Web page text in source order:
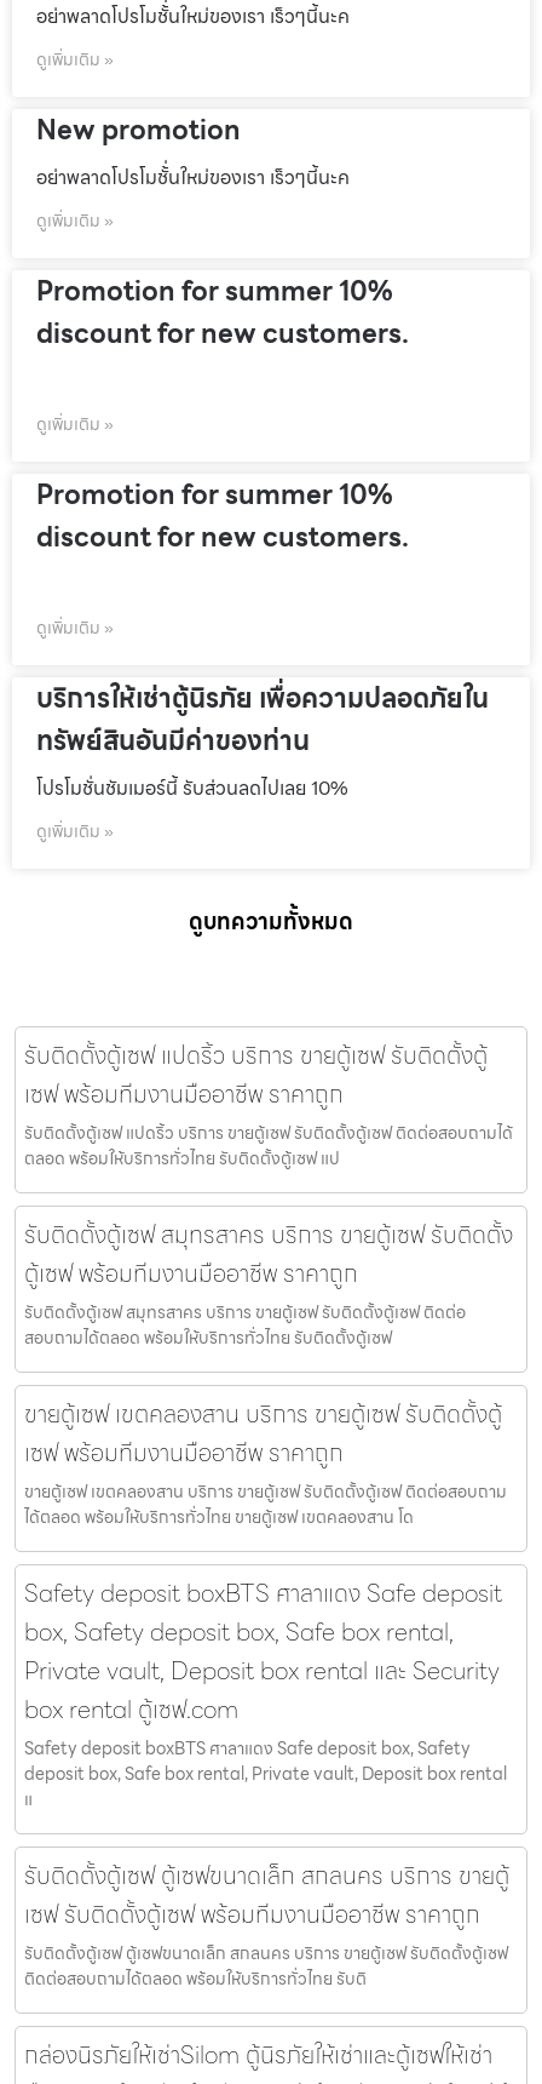
อย่าพลาดโปรโมชั้่นใหม่ของเรา เร็วๆนี้นะค
ดูเพิ่มเติม »
New promotion
อย่าพลาดโปรโมชั้่นใหม่ของเรา เร็วๆนี้นะค
ดูเพิ่มเติม »
Promotion for summer 10%
discount for new customers.
ดูเพิ่มเติม »
Promotion for summer 10%
discount for new customers.
ดูเพิ่มเติม »
บริการให้เช่าตู้นิรภัย เพื่อความปลอดภัยใน
ทรัพย์สินอันมีค่าของท่าน
โปรโมชั่นชัมเมอร์นี้ รับส่วนลดไปเลย 10%
ดูเพิ่มเติม »
ดูบทความทั้งหมด
รับติดตั้งตู้เซฟ แปดริ้ว บริการ ขายตู้เซฟ รับติดตั้งตู้
เซฟ พร้อมทีมงานมืออาชีพ ราคาถูก
รับติดตั้งตู้เซฟ แปดริ้ว บริการ ขายตู้เซฟ รับติดตั้งตู้เซฟ ติดต่อสอบถามได้
ตลอด พร้อมให้บริการทั่วไทย รับติดตั้งตู้เซฟ แป
รับติดตั้งตู้เซฟ สมุทรสาคร บริการ ขายตู้เซฟ รับติดตั้ง
ตู้เซฟ พร้อมทีมงานมืออาชีพ ราคาถูก
รับติดตั้งตู้เซฟ สมุทรสาคร บริการ ขายตู้เซฟ รับติดตั้งตู้เซฟ ติดต่อ
สอบถามได้ตลอด พร้อมให้บริการทั่วไทย รับติดตั้งตู้เซฟ
ขายตู้เซฟ เขตคลองสาน บริการ ขายตู้เซฟ รับติดตั้งตู้
เซฟ พร้อมทีมงานมืออาชีพ ราคาถูก
ขายตู้เซฟ เขตคลองสาน บริการ ขายตู้เซฟ รับติดตั้งตู้เซฟ ติดต่อสอบถาม
ได้ตลอด พร้อมให้บริการทั่วไทย ขายตู้เซฟ เขตคลองสาน โด
Safety deposit boxBTS ศาลาแดง Safe deposit
box, Safety deposit box, Safe box rental,
Private vault, Deposit box rental และ Security
box rental ตู้เซฟ.com
Safety deposit boxBTS ศาลาแดง Safe deposit box, Safety
deposit box, Safe box rental, Private vault, Deposit box rental
แ
รับติดตั้งตู้เซฟ ตู้เซฟขนาดเล็ก สกลนคร บริการ ขายตู้
เซฟ รับติดตั้งตู้เซฟ พร้อมทีมงานมืออาชีพ ราคาถูก
รับติดตั้งตู้เซฟ ตู้เซฟขนาดเล็ก สกลนคร บริการ ขายตู้เซฟ รับติดตั้งตู้เซฟ
ติดต่อสอบถามได้ตลอด พร้อมให้บริการทั่วไทย รับติ
กล่องนิรภัยให้เช่าSilom ตู้นิรภัยให้เช่าและตู้เซฟให้เช่า